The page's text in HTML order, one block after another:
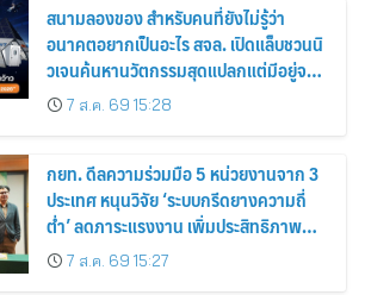
สนามลองของ สำหรับคนที่ยังไม่รู้ว่า
อนาคตอยากเป็นอะไร สจล. เปิดแล็บชวนนิ
วเจนค้นหานวัตกรรมสุดแปลกแต่มีอยู่จริง
พร้อมทดลองสกิลใหม่และค้นหาคณะที่ใช่
ใน “KMITL EXPO 2026”
7 ส.ค. 69 15:28
กยท. ดีลความร่วมมือ 5 หน่วยงานจาก 3
ประเทศ หนุนวิจัย ‘ระบบกรีดยางความถี่
ต่ำ’ ลดภาระแรงงาน เพิ่มประสิทธิภาพ
การจัดการสวนยาง เสริมคุณภาพผลผลิต
ยาง
7 ส.ค. 69 15:27